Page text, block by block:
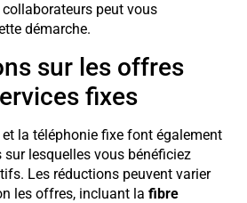
peut vous
démarche.
sur les offres
fixes
et la téléphonie fixe font également
lesquelles vous bénéficiez
Les réductions peuvent varier
les offres, incluant la fibre